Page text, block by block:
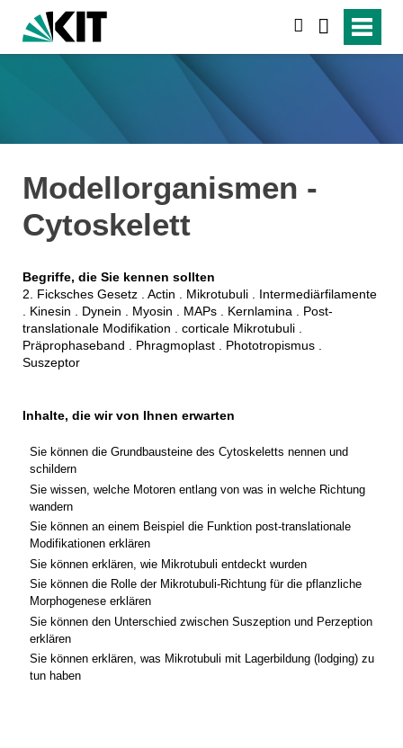
Modellorganismen -
Cytoskelett
Begriffe, die Sie kennen sollten
2. Ficksches Gesetz . Actin . Mikrotubuli . Intermediärfilamente
. Kinesin . Dynein . Myosin . MAPs . Kernlamina . Post-
translationale Modifikation . corticale Mikrotubuli .
Präprophaseband . Phragmoplast . Phototropismus .
Suszeptor
Inhalte, die wir von Ihnen erwarten
Sie können die Grundbausteine des Cytoskeletts nennen und
schildern
Sie wissen, welche Motoren entlang von was in welche Richtung
wandern
Sie können an einem Beispiel die Funktion post-translationale
Modifikationen erklären
Sie können erklären, wie Mikrotubuli entdeckt wurden
Sie können die Rolle der Mikrotubuli-Richtung für die pflanzliche
Morphogenese erklären
Sie können den Unterschied zwischen Suszeption und Perzeption
erklären
Sie können erklären, was Mikrotubuli mit Lagerbildung (lodging) zu
tun haben